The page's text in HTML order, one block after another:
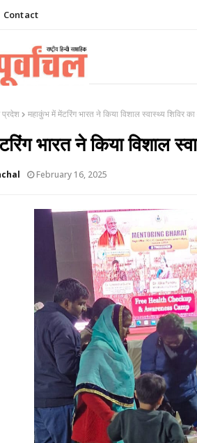
Contact
प्रदेश महाकुंभ में मेंटरिंग भारत ने किया विशाल स्वास्थ्य शिविर
भारत ने किया विशाल
February 16, 2025